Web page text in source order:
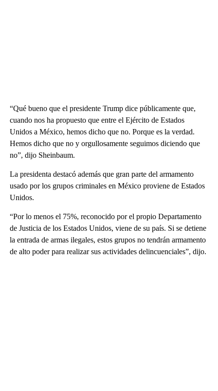
“Qué bueno que el presidente Trump dice públicamente que,
cuando nos ha propuesto que entre el Ejército de Estados
Unidos a México, hemos dicho que no. Porque es la verdad.
Hemos dicho que no y orgullosamente seguimos diciendo que
no”, dijo Sheinbaum.
La presidenta destacó además que gran parte del armamento
usado por los grupos criminales en México proviene de Estados
Unidos.
“Por lo menos el 75%, reconocido por el propio Departamento
de Justicia de los Estados Unidos, viene de su país. Si se detiene
la entrada de armas ilegales, estos grupos no tendrán armamento
de alto poder para realizar sus actividades delincuenciales”, dijo.